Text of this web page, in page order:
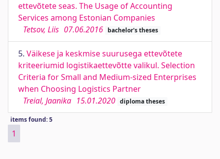
ettevõtete seas. The Usage of Accounting
Services among Estonian Companies
Tetsov, Liis 07.06.2016 bachelor's theses
5. Väikese ja keskmise suurusega ettevõtete
kriteeriumid logistikaettevõtte valikul. Selection
Criteria for Small and Medium-sized Enterprises
when Choosing Logistics Partner
Treial, Jaanika 15.01.2020 diploma theses
items found: 5
1